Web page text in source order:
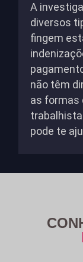
A
diversos
fingem
não têm
as formas
pode te